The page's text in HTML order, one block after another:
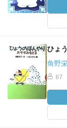
ひょ
角野
67